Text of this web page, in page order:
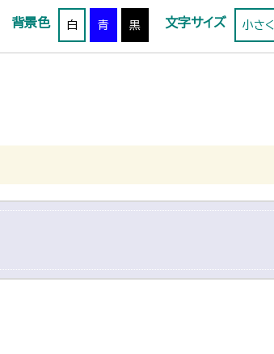
背景色 白 青 黒 文字サイズ 小さく